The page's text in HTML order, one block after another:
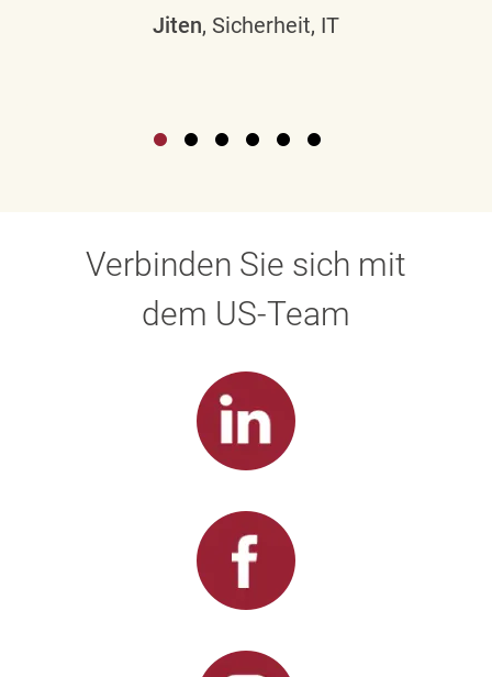
Jiten, Sicherheit, IT
Verbinden Sie sich mit
dem US-Team